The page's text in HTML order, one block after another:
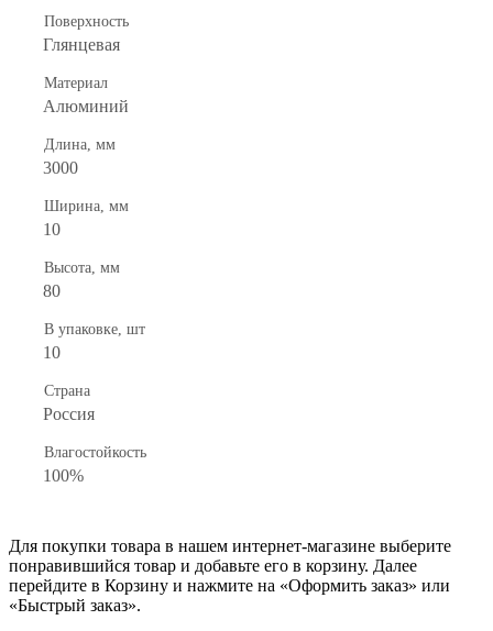
Поверхность
Глянцевая
Материал
Алюминий
Длина, мм
3000
Ширина, мм
10
Высота, мм
80
В упаковке, шт
10
Страна
Россия
Влагостойкость
100%
Для покупки товара в нашем интернет-магазине выберите
понравившийся товар и добавьте его в корзину. Далее
перейдите в Корзину и нажмите на «Оформить заказ» или
«Быстрый заказ».